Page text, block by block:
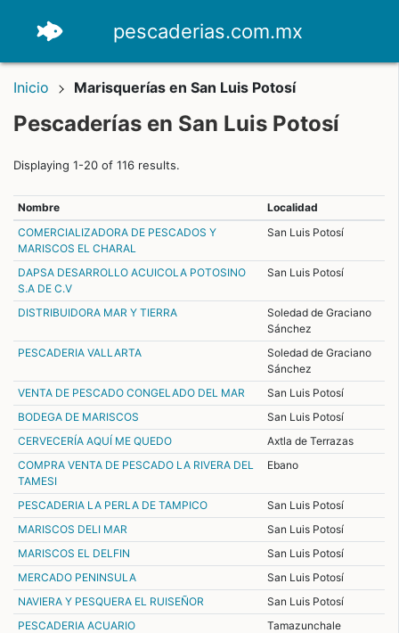
pescaderias.com.mx
Inicio Marisquerías en San Luis Potosí
Pescaderías en San Luis Potosí
Displaying 1-20 of 116 results.
Nombre
Localidad
COMERCIALIZADORA DE PESCADOS Y
MARISCOS EL CHARAL
San Luis Potosí
DAPSA DESARROLLO ACUICOLA POTOSINO
S.A DE C.V
San Luis Potosí
DISTRIBUIDORA MAR Y TIERRA
Soledad de Graciano
Sánchez
PESCADERIA VALLARTA
Soledad de Graciano
Sánchez
VENTA DE PESCADO CONGELADO DEL MAR
San Luis Potosí
BODEGA DE MARISCOS
San Luis Potosí
CERVECERÍA AQUÍ ME QUEDO
Axtla de Terrazas
COMPRA VENTA DE PESCADO LA RIVERA DEL
TAMESI
Ebano
PESCADERIA LA PERLA DE TAMPICO
San Luis Potosí
MARISCOS DELI MAR
San Luis Potosí
MARISCOS EL DELFIN
San Luis Potosí
MERCADO PENINSULA
San Luis Potosí
NAVIERA Y PESQUERA EL RUISEÑOR
San Luis Potosí
PESCADERIA ACUARIO
Tamazunchale